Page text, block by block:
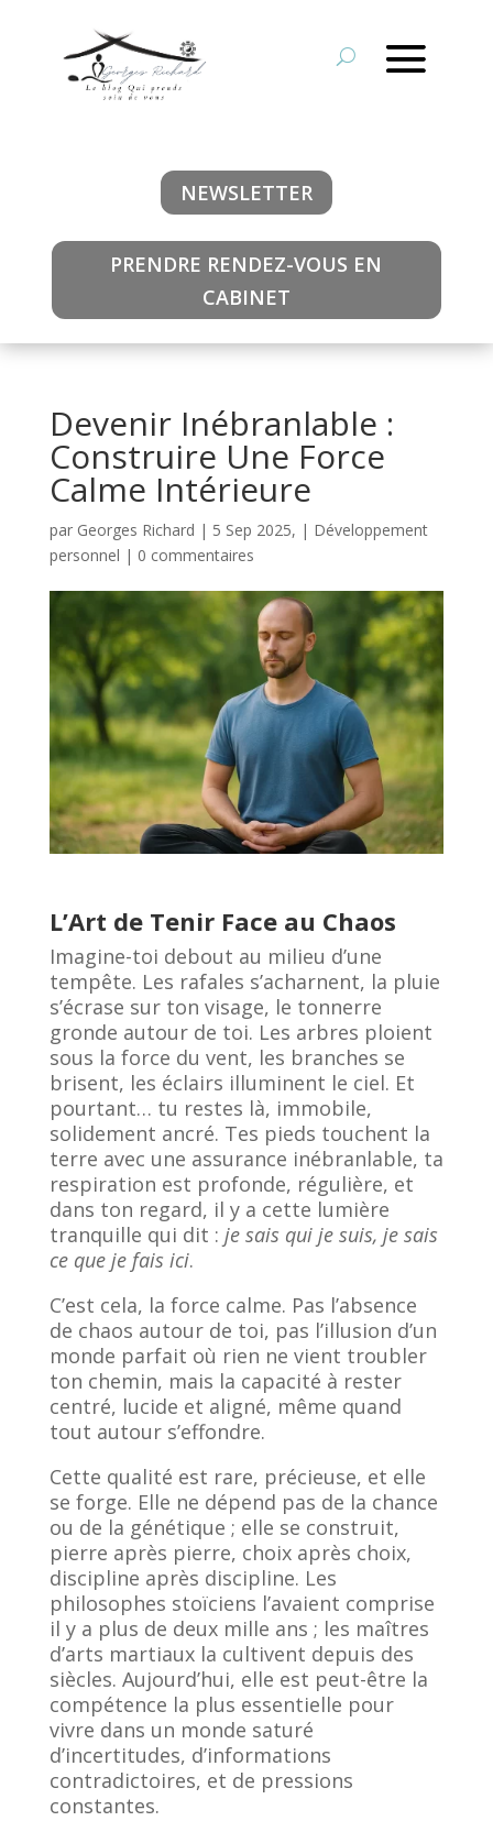
NEWSLETTER
PRENDRE RENDEZ-VOUS EN
CABINET
Devenir Inébranlable :
Construire Une Force
Calme Intérieure
par Georges Richard | 5 Sep 2025, | Développement
personnel | 0 commentaires
L’Art de Tenir Face au Chaos
Imagine-toi debout au milieu d’une
tempête. Les rafales s’acharnent, la pluie
s’écrase sur ton visage, le tonnerre
gronde autour de toi. Les arbres ploient
sous la force du vent, les branches se
brisent, les éclairs illuminent le ciel. Et
pourtant… tu restes là, immobile,
solidement ancré. Tes pieds touchent la
terre avec une assurance inébranlable, ta
respiration est profonde, régulière, et
dans ton regard, il y a cette lumière
tranquille qui dit : je sais qui je suis, je sais
ce que je fais ici.
C’est cela, la force calme. Pas l’absence
de chaos autour de toi, pas l’illusion d’un
monde parfait où rien ne vient troubler
ton chemin, mais la capacité à rester
centré, lucide et aligné, même quand
tout autour s’effondre.
Cette qualité est rare, précieuse, et elle
se forge. Elle ne dépend pas de la chance
ou de la génétique ; elle se construit,
pierre après pierre, choix après choix,
discipline après discipline. Les
philosophes stoïciens l’avaient comprise
il y a plus de deux mille ans ; les maîtres
d’arts martiaux la cultivent depuis des
siècles. Aujourd’hui, elle est peut-être la
compétence la plus essentielle pour
vivre dans un monde saturé
d’incertitudes, d’informations
contradictoires, et de pressions
constantes.